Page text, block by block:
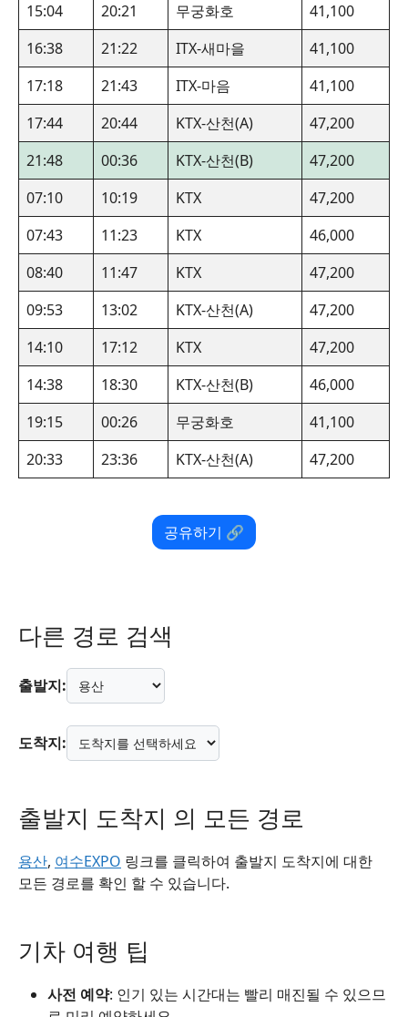
15:04
20:21 무궁화호
41,100
16:38
21:22 ITX-새마을
41,100
17:18
21:43 ITX-마음
41,100
17:44
20:44 KTX-산천(A)
47,200
21:48
00:36 KTX-산천(B)
47,200
07:10
10:19 KTX
47,200
07:43
11:23 KTX
46,000
08:40
11:47 KTX
47,200
09:53
13:02 KTX-산천(A)
47,200
14:10
17:12 KTX
47,200
14:38
18:30 KTX-산천(B)
46,000
19:15
00:26 무궁화호
41,100
20:33
23:36 KTX-산천(A) 47,200
공유하기 🔗
다른 경로 검색
출발지:
도착지:
출발지 도착지 의 모든 경로
용산, 여수EXPO 링크를 클릭하여 출발지 도착지에 대한
모든 경로를 확인 할 수 있습니다.
기차 여행 팁
사전 예약: 인기 있는 시간대는 빨리 매진될 수 있으므